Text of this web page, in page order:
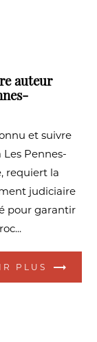
auteur
et suivre
Pennes-
requiert la
judiciaire
pour garantir
PLUS